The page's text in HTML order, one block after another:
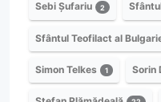
Sebi Șufariu 2
Sfântul Teofilact al
Simon Telkes 1 Sorin